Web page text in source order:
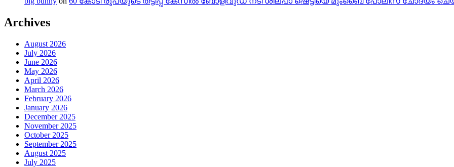
Archives
August 2026
July 2026
June 2026
May 2026
April 2026
March 2026
February 2026
January 2026
December 2025
November 2025
October 2025
September 2025
August 2025
July 2025